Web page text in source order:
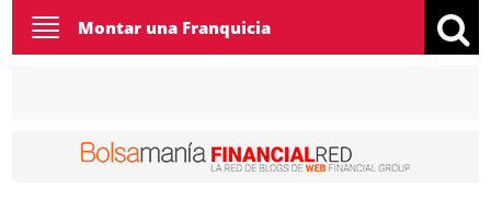
Toggle
navigation
Montar una Franquicia